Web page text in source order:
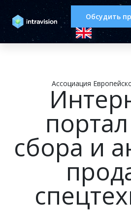
Обсудить
Ассоциация
сбора и